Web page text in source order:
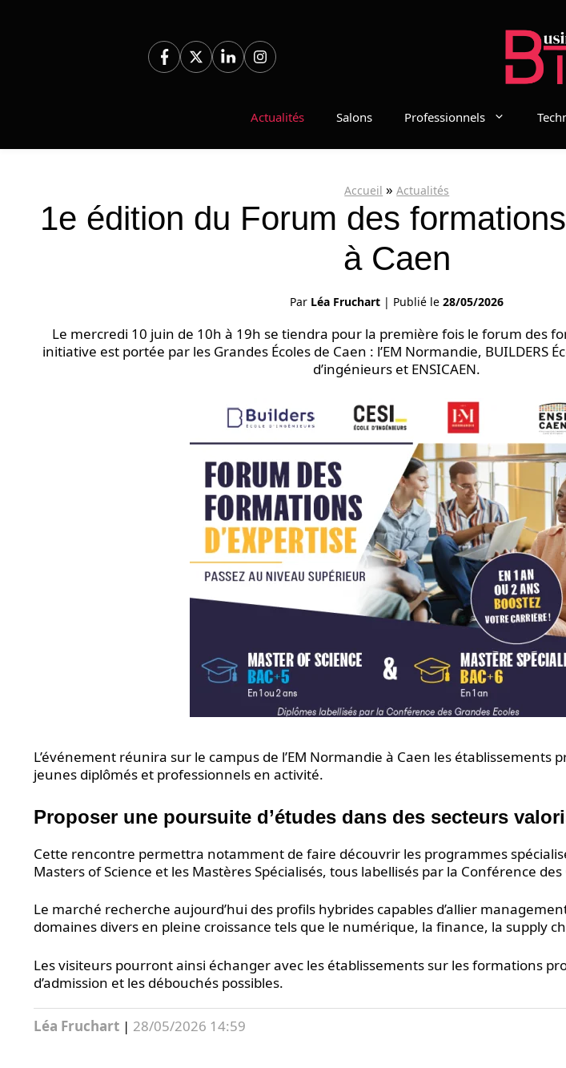
Actualités Salons Professionnels
Accueil »Actualités
1e édition du Forum des
à Caen
Par Léa Fruchart | Publié le28/05/2026
Le mercredi 10 juin de 10h à 19h se tiendra pour la première fois le forum des
initiative est portée par les Grandes Écoles de Caen : l’EM Normandie, BUILDERS
d’ingénieurs et ENSICAEN.
L’événement réunira sur le campus de l’EM Normandie à Caen les établissements
jeunes diplômés et professionnels en activité.
Proposer une poursuite d’études dans des secteurs
Cette rencontre permettra notamment de faire découvrir les programmes
Masters of Science et les Mastères Spécialisés, tous labellisés par la Conférence des
Le marché recherche aujourd’hui des profils hybrides capables d’allier
domaines divers en pleine croissance tels que le numérique, la finance, la supply
Les visiteurs pourront ainsi échanger avec les établissements sur les formations
d’admission et les débouchés possibles.
Léa Fruchart | 28/05/2026 14:59